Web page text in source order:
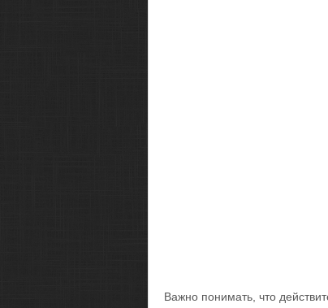
Важно понимать, что